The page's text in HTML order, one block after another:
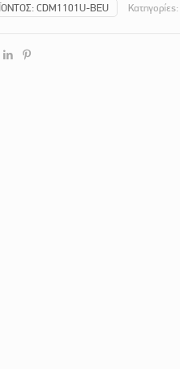
CDM1101U-BEU Κατηγορίες: